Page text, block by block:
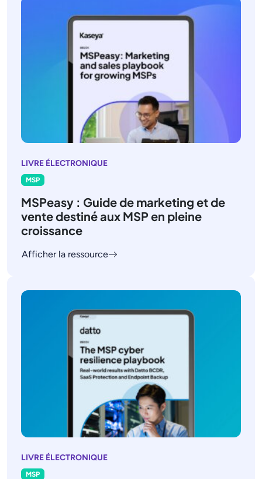
LIVRE ÉLECTRONIQUE
MSP
MSPeasy : Guide de marketing et de
vente destiné aux MSP en pleine
croissance
Afficher la ressource
LIVRE ÉLECTRONIQUE
MSP